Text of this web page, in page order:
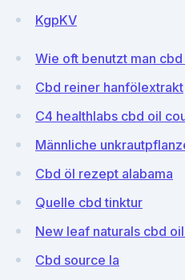
KgpKV
Wie oft benutzt man
Cbd reiner hanfölextrakt
C4 healthlabs cbd oil
Männliche
Cbd öl rezept alabama
Quelle cbd tinktur
New leaf naturals cbd
Cbd source la